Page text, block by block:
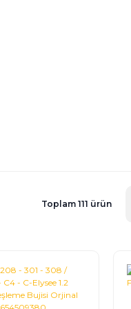
Toplam 111 ürün